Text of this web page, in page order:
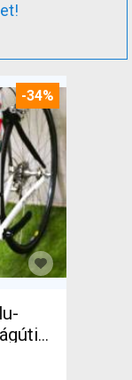
-34%